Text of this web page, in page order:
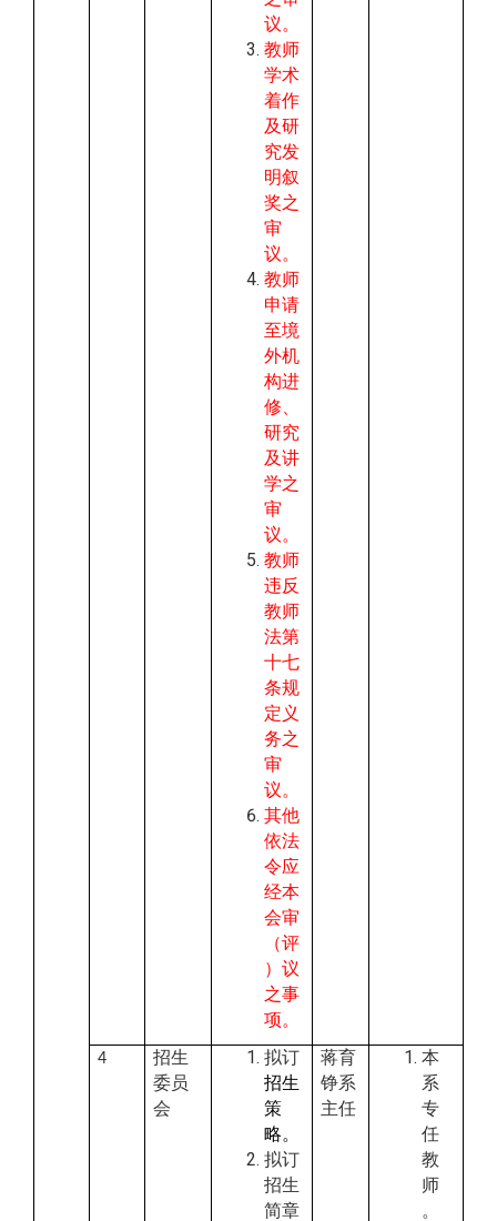
议。
教师
学术
着作
及研
究发
明叙
奖之
审
议。
教师
申请
至境
外机
构进
修、
研究
及讲
学之
审
议。
教师
违反
教师
法第
十七
条规
定义
务之
审
议。
其他
依法
令应
经本
会审
（评
）议
之事
项。
4
招生
委员
会
拟订
招生
策
略。
拟订
招生
简章
蒋育
铮系
主任
本
系
专
任
教
师
。